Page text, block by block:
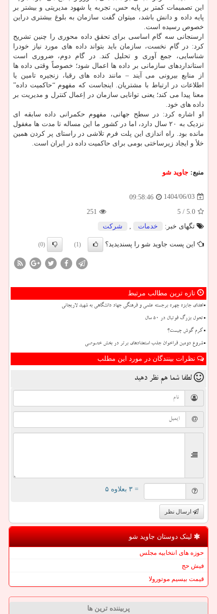
این تصمیمات کمتر بر پایه حس، تجربه یا شهود مدیریتی و بیشتر بر
پایه داده و دانش باشد، میتوان گفت سازمان به بلوغ بیشتری دراین
خصوص رسیده است.
ارسنجانی سه گام اساسی برای تحقق داده محوری را چنین تشریح
کرد: در گام نخست، سازمان باید بتواند داده های مورد نیاز خودرا
شناسایی، جمع آوری و تحلیل کند. در گام دوم، ضروری است
استانداردهای سازمانی بر داده ها اعمال شود؛ خصوصاً وقتی داده ها
از منابع بیرونی می آیند – مانند داده های رقبا، زنجیره تامین یا
اطلاعات در ارتباط با مشتریان. اینجاست که مفهوم “حاکمیت داده”
معنا پیدا می کند؛ یعنی توانایی سازمان در اِعمال کنترل و مدیریت بر
داده های خود.
او اشاره کرد: در سطح جهانی، مفهوم حکمرانی داده سابقه ای
نزدیک به ۲۰ سال دارد، اما در کشور ما این مساله تا مدت ها مغفول
مانده بود. راه اندازی این پلت فرم تلاشی در راستای پر کردن همین
خلأ و ایجاد زیرساختی بومی برای حاکمیت داده در ایران است.
منبع: جاوید شو
1404/06/03
09:58:46
5.0
/ 5
251
تگهای خبر:
خدمات , شركت
این پست جاوید شو را پسندیدید؟ (1)
(0)
تازه ترین مطالب مرتبط
اهدای جایزه چهره برجسته علمی و فرهنگی جهاد دانشگاهی به شهید لاریجانی
تحول بزرگ فوتبال در ۵۰ سال
کرم گوش چیست؟
شروع دومین فراخوان جذب استعدادهای برتر در بخش خصوصی
نظرات بینندگان در مورد این مطلب
لطفا شما هم نظر دهید
= ۳ بعلاوه ۵
ارسال نظر
لینک دوستان جاوید شو
حوزه های انتخابیه مجلس
فیش حج
قیمت بیسیم موتورولا
پربیننده ترین ها